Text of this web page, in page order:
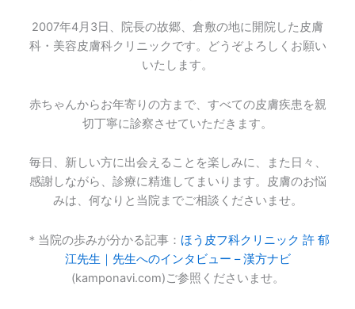
2007年4月3日、院長の故郷、倉敷の地に開院した皮膚
科・美容皮膚科クリニックです。どうぞよろしくお願い
いたします。
赤ちゃんからお年寄りの方まで、すべての皮膚疾患を親
切丁寧に診察させていただきます。
毎日、新しい方に出会えることを楽しみに、また日々、
感謝しながら、診療に精進してまいります。皮膚のお悩
みは、何なりと当院までご相談くださいませ。
＊当院の歩みが分かる記事： ほう皮フ科クリニック 許 郁
江先生｜先生へのインタビュー – 漢方ナビ
(kamponavi.com)ご参照くださいませ。